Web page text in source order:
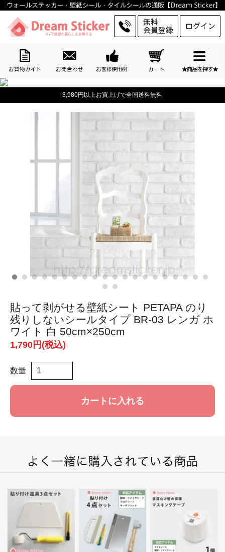
3,980円以上お買上げで全国送料無料
貼って剥がせる壁紙シート PETAPA のり
残りしないシールタイプ BR-03 レンガ ホ
ワイト 白 50cm×250cm
1,790円(税込)
数量
カートに入れる